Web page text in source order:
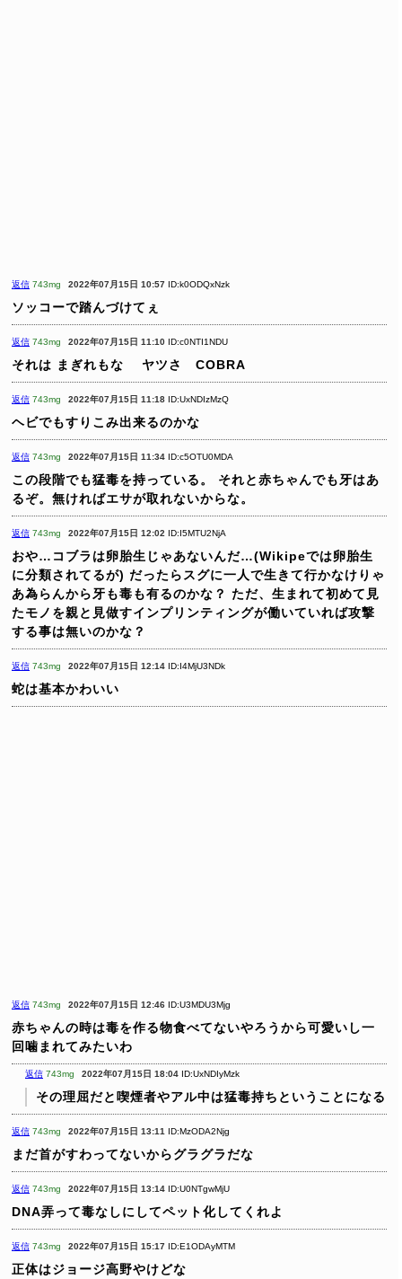
返信 743mg 2022年07月15日 10:57 ID:k0ODQxNzk
ソッコーで踏んづけてぇ
返信 743mg 2022年07月15日 11:10 ID:c0NTI1NDU
それは まぎれもな ヤツさ COBRA
返信 743mg 2022年07月15日 11:18 ID:UxNDIzMzQ
ヘビでもすりこみ出来るのかな
返信 743mg 2022年07月15日 11:34 ID:c5OTU0MDA
この段階でも猛毒を持っている。
それと赤ちゃんでも牙はあ
るぞ。無ければエサが取れないからな。
返信 743mg 2022年07月15日 12:02 ID:I5MTU2NjA
おや…コブラは卵胎生じゃあないんだ…(Wikipeでは卵胎生
に分類されてるが) だったらスグに一人で生きて行かなけりゃ
あ為らんから牙も毒も有るのかな？ ただ、生まれて初めて見
たモノを親と見做すインプリンティングが働いていれば攻撃
する事は無いのかな？
返信 743mg 2022年07月15日 12:14 ID:I4MjU3NDk
蛇は基本かわいい
返信 743mg 2022年07月15日 12:46 ID:U3MDU3Mjg
赤ちゃんの時は毒を作る物食べてないやろうから可愛いし一
回噛まれてみたいわ
返信 743mg 2022年07月15日 18:04 ID:UxNDIyMzk
その理屈だと喫煙者やアル中は猛毒持ちということになる
返信 743mg 2022年07月15日 13:11 ID:MzODA2Njg
まだ首がすわってないからグラグラだな
返信 743mg 2022年07月15日 13:14 ID:U0NTgwMjU
DNA弄って毒なしにしてペット化してくれよ
返信 743mg 2022年07月15日 15:17 ID:E1ODAyMTM
正体はジョージ高野やけどな